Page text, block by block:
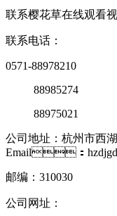
联系樱花草在线观看
联系电话：
0571-88978210
88985274
88975021
公司地址：杭州市
Email：
邮编：310030
公司网址：